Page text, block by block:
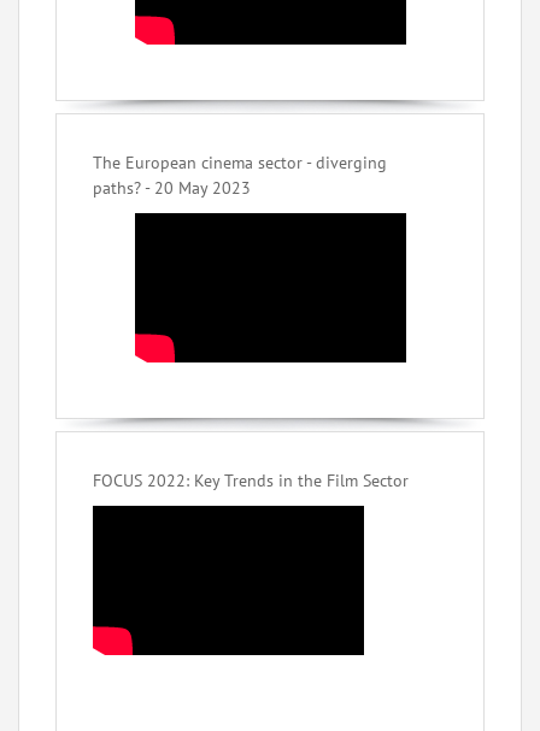
The European cinema sector - diverging
paths? - 20 May 2023
FOCUS 2022: Key Trends in the Film Sector